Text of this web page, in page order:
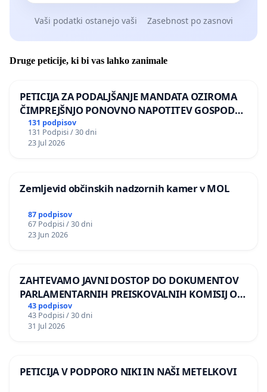
Vaši podatki ostanejo vaši Zasebnost po zasnovi
Druge peticije, ki bi vas lahko zanimale
PETICIJA ZA PODALJŠANJE MANDATA OZIROMA
ČIMPREJŠNJO PONOVNO NAPOTITEV GOSPODA
BERNARDA ŠRAJNERJA NA VELEPOSLANIŠTVO
REPUBLIKE SLOVENIJE V MOSKVI
131 podpisov
131 Podpisi / 30 dni
23 Jul 2026
Zemljevid občinskih nadzornih kamer v MOL
87 podpisov
67 Podpisi / 30 dni
23 Jun 2026
ZAHTEVAMO JAVNI DOSTOP DO DOKUMENTOV
PARLAMENTARNIH PREISKOVALNIH KOMISIJ O
ILEGALNI TRGOVINI Z OROŽJEM
43 podpisov
43 Podpisi / 30 dni
31 Jul 2026
PETICIJA V PODPORO NIKI IN NAŠI METELKOVI